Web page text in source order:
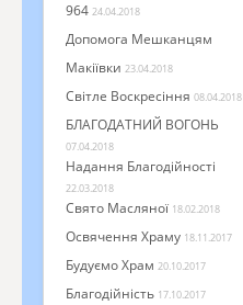
964 24.04.2018
Допомога Мешканцям
Макіївки 23.04.2018
Світле Воскресіння 08.04.2018
БЛАГОДАТНИЙ ВОГОНЬ
07.04.2018
Надання Благодійності
22.03.2018
Свято Масляної 18.02.2018
Освячення Храму 18.11.2017
Будуємо Храм 20.10.2017
Благодійність 17.10.2017